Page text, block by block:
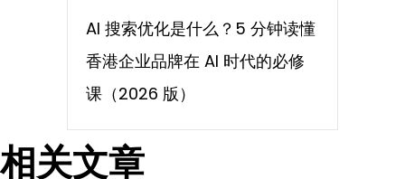
AI 搜索优化是什么？5 分钟读懂
香港企业品牌在 AI 时代的必修
课（2026 版）
相关文章